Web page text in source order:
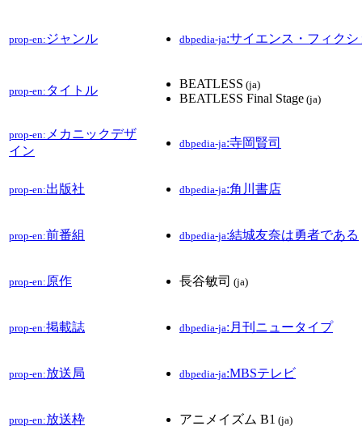
prop-en: ジャンル dbpedia-ja:サイエンス・フィクシ
prop-en: タイトル BEATLESS (ja)
BEATLESS Final Stage (ja)
prop-en: メカニックデザ
イン
dbpedia-ja:寺岡賢司
prop-en:出版社 dbpedia-ja:角川書店
prop-en:前番組 dbpedia-ja:結城友奈は勇者である
prop-en: 原作 長谷敏司 (ja)
prop-en:掲載誌 dbpedia-ja:月刊ニュータイプ
prop-en:放送局 dbpedia-ja:MBSテレビ
prop-en:放送枠 アニメイズム B1 (ja)